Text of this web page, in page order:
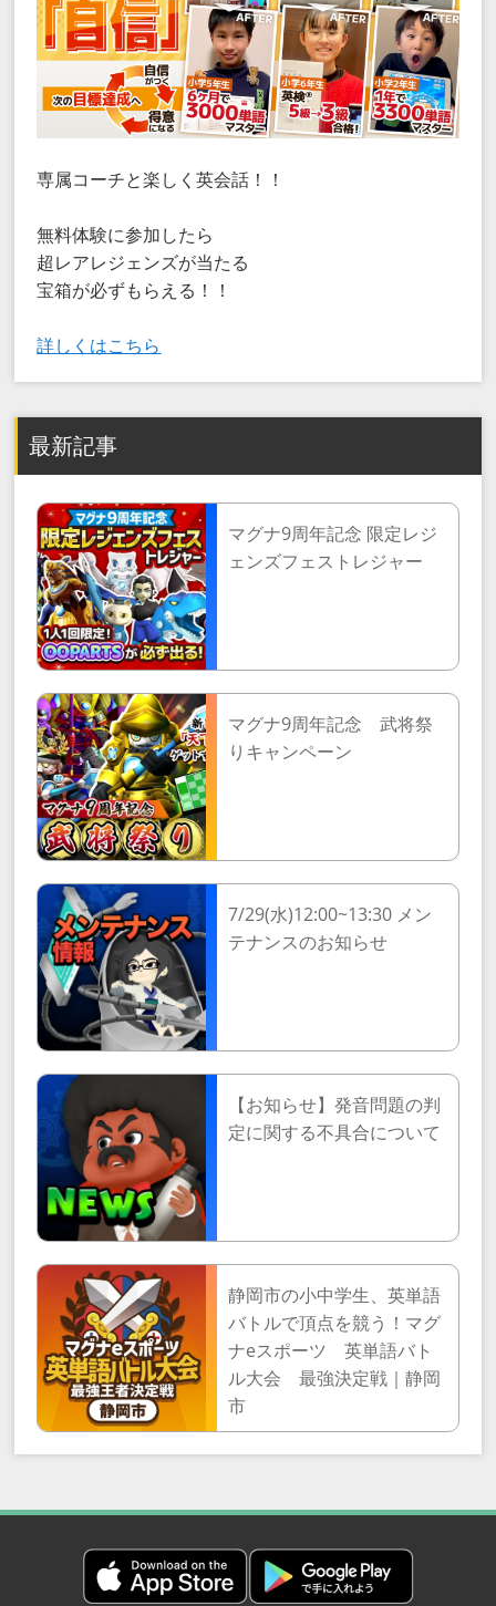
専属コーチと楽しく英会話！！
無料体験に参加したら
超レアレジェンズが当たる
宝箱が必ずもらえる！！
詳しくはこちら
最新記事
マグナ9周年記念 限定レジ
ェンズフェストレジャー
マグナ9周年記念 武将祭
りキャンペーン
7/29(水)12:00~13:30 メン
テナンスのお知らせ
【お知らせ】発音問題の判
定に関する不具合について
静岡市の小中学生、英単語
バトルで頂点を競う！マグ
ナeスポーツ 英単語バト
ル大会 最強決定戦｜静岡
市